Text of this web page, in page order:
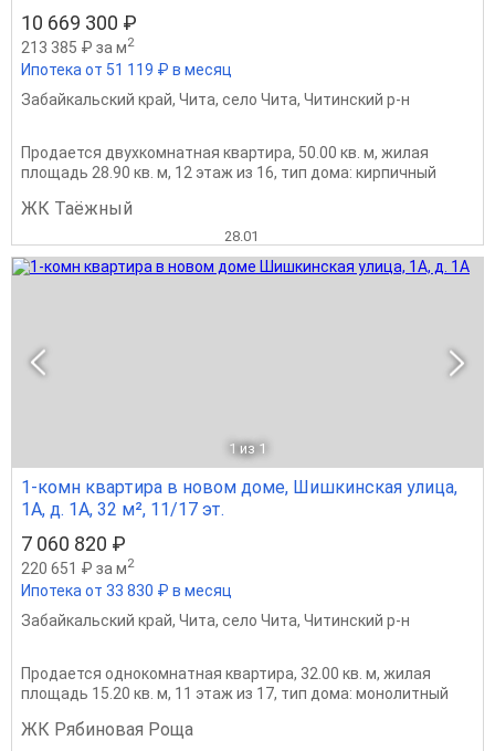
10 669 300 ₽
213 385 ₽ за м2
Ипотека от 51 119 ₽ в месяц
Забайкальский край, Чита, село Чита, Читинский р-н
Продается двухкомнатная квартира, 50.00 кв. м, жилая
площадь 28.90 кв. м, 12 этаж из 16, тип дома: кирпичный
ЖК Таёжный
28.01
1 из 1
1-комн квартира в новом доме, Шишкинская улица,
1А, д. 1А, 32 м², 11/17 эт.
7 060 820 ₽
220 651 ₽ за м2
Ипотека от 33 830 ₽ в месяц
Забайкальский край, Чита, село Чита, Читинский р-н
Продается однокомнатная квартира, 32.00 кв. м, жилая
площадь 15.20 кв. м, 11 этаж из 17, тип дома: монолитный
ЖК Рябиновая Роща